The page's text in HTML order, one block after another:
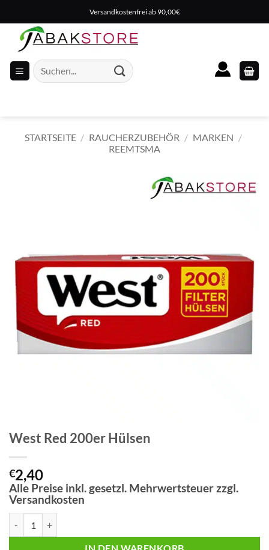
Inhalt
springen
Versandkostenfrei ab 90,00€
Suche
nach:
STARTSEITE / RAUCHERZUBEHÖR / MARKEN /
REEMTSMA
West Red 200er Hülsen
€2,40
Alle Preise inkl. gesetzl. Mehrwertsteuer zzgl.
Versandkosten